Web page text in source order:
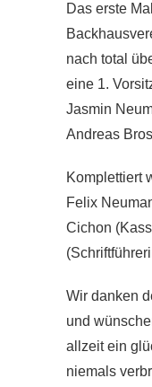
Das erste
nach total
eine 1.
Jasmin
Andreas
Komplettiert
Felix
Cichon
Wir danken
und
allzeit ein
niemals